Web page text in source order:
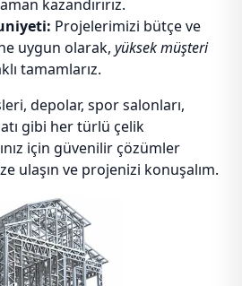
kazandırırız.
Projelerimizi bütçe ve
uygun olarak, yüksek müşteri
tamamlarız.
depolar, spor salonları,
gibi her türlü çelik
için güvenilir çözümler
ulaşın ve projenizi konuşalım.